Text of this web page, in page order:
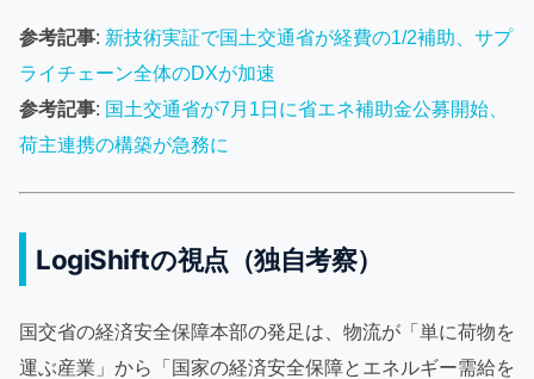
参考記事: 新技術実証で国土交通省が経費の1/2補助、サプ
ライチェーン全体のDXが加速
参考記事: 国土交通省が7月1日に省エネ補助金公募開始、
荷主連携の構築が急務に
LogiShiftの視点（独自考察）
国交省の経済安全保障本部の発足は、物流が「単に荷物を
運ぶ産業」から「国家の経済安全保障とエネルギー需給を